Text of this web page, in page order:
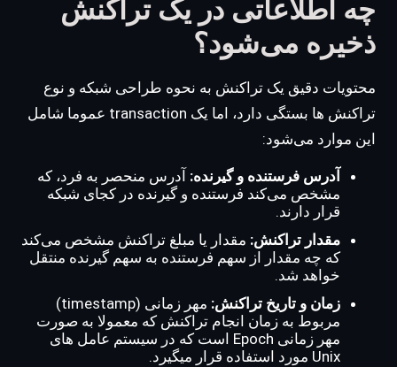
چه اطلاعاتی در یک تراکنش
ذخیره می‌شود؟
محتویات دقیق یک تراکنش به نحوه طراحی شبکه و نوع
تراکنش ها بستگی دارد، اما یک transaction عموما شامل
این موارد می‌شود:
آدرس فرستنده و گیرنده: آدرس منحصر به فرد، که
مشخص می‌کند فرستنده و گیرنده در کجای شبکه
قرار دارند.
مقدار تراکنش: مقدار یا مبلغ تراکنش مشخص می‌کند
که چه مقدار از سهم فرستنده به سهم گیرنده منتقل
خواهد شد.
زمان و تاریخ تراکنش:
مهر زمانی (timestamp)
مربوط به زمان انجام تراکنش که معمولا به صورت
مهر زمانی Epoch است که در سیستم عامل های
Unix مورد استفاده قرار میگیرد.